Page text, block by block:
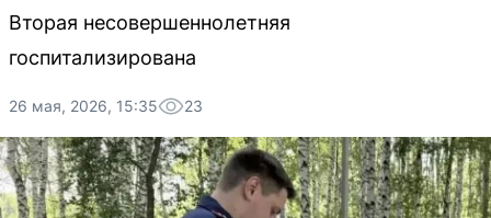
Вторая несовершеннолетняя
госпитализирована
26 мая, 2026, 15:35 23